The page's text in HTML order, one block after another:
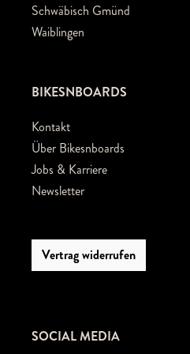
Schwäbisch Gmünd
Waiblingen
BIKESNBOARDS
Kontakt
Über Bikesnboards
Jobs & Karriere
Newsletter
Vertrag widerrufen
SOCIAL MEDIA